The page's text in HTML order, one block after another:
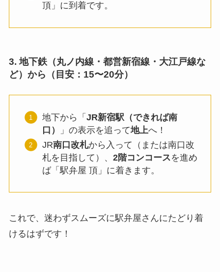
頂」に到着です。
3. 地下鉄（丸ノ内線・都営新宿線・大江戸線な
ど）から（目安：15〜20分）
地下から「JR新宿駅（できれば南
口）
」の表示を追って地上へ！
JR南口改札から入って（または南口改
札を目指して）、2階コンコースを進め
ば「駅弁屋 頂」に着きます。
これで、迷わずスムーズに駅弁屋さんにたどり着
けるはずです！